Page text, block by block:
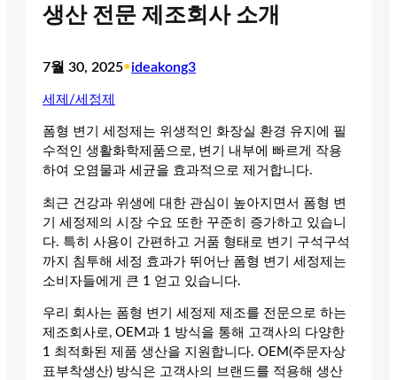
생산 전문 제조회사 소개
7월 30, 2025•ideakong3
세제/세정제
폼형 변기 세정제는 위생적인 화장실 환경 유지에 필
수적인 생활화학제품으로, 변기 내부에 빠르게 작용
하여 오염물과 세균을 효과적으로 제거합니다.
최근 건강과 위생에 대한 관심이 높아지면서 폼형 변
기 세정제의 시장 수요 또한 꾸준히 증가하고 있습니
다. 특히 사용이 간편하고 거품 형태로 변기 구석구석
까지 침투해 세정 효과가 뛰어난 폼형 변기 세정제는
소비자들에게 큰 1 얻고 있습니다.
우리 회사는 폼형 변기 세정제 제조를 전문으로 하는
제조회사로, OEM과 1 방식을 통해 고객사의 다양한
1 최적화된 제품 생산을 지원합니다. OEM(주문자상
표부착생산) 방식은 고객사의 브랜드를 적용해 생산